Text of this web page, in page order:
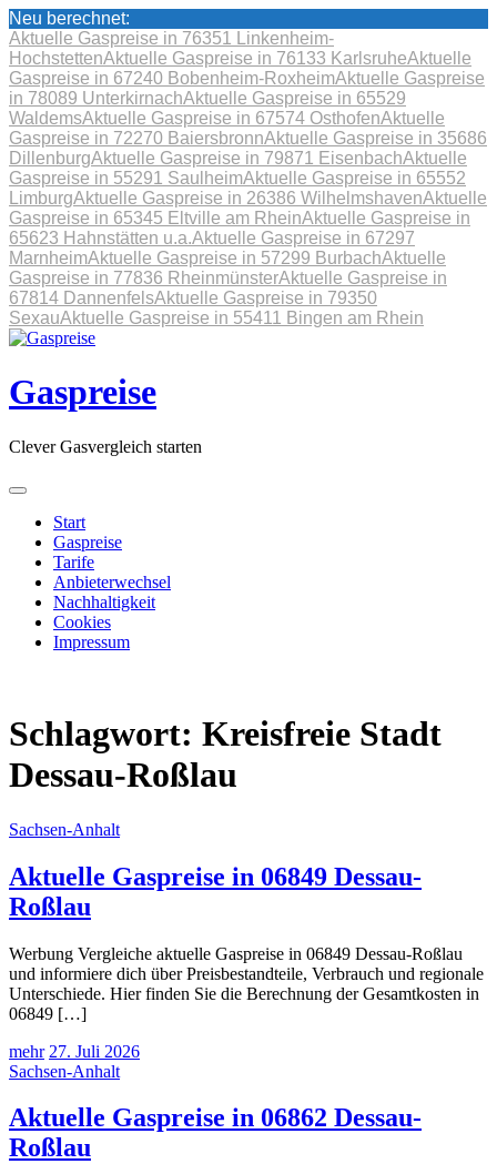
Neu berechnet:
Aktuelle Gaspreise in 76351 Linkenheim-
HochstettenAktuelle Gaspreise in 76133 KarlsruheAktuelle
Gaspreise in 67240 Bobenheim-RoxheimAktuelle Gaspreise
in 78089 UnterkirnachAktuelle Gaspreise in 65529
WaldemsAktuelle Gaspreise in 67574 OsthofenAktuelle
Gaspreise in 72270 BaiersbronnAktuelle Gaspreise in 35686
DillenburgAktuelle Gaspreise in 79871 EisenbachAktuelle
Gaspreise in 55291 SaulheimAktuelle Gaspreise in 65552
LimburgAktuelle Gaspreise in 26386 WilhelmshavenAktuelle
Gaspreise in 65345 Eltville am RheinAktuelle Gaspreise in
65623 Hahnstätten u.a.Aktuelle Gaspreise in 67297
MarnheimAktuelle Gaspreise in 57299 BurbachAktuelle
Gaspreise in 77836 RheinmünsterAktuelle Gaspreise in
67814 DannenfelsAktuelle Gaspreise in 79350
SexauAktuelle Gaspreise in 55411 Bingen am Rhein
Skip
content
Gaspreise
Clever Gasvergleich starten
Start
Gaspreise
Tarife
Anbieterwechsel
Nachhaltigkeit
Cookies
Impressum
Schlagwort: Kreisfreie Stadt
Dessau-Roßlau
Sachsen-Anhalt
Aktuelle Gaspreise in 06849 Dessau-
Roßlau
Werbung Vergleiche aktuelle Gaspreise in 06849 Dessau-Roßlau
und informiere dich über Preisbestandteile, Verbrauch und regionale
Unterschiede. Hier finden Sie die Berechnung der Gesamtkosten in
06849 […]
mehr 27. Juli 2026
Sachsen-Anhalt
Aktuelle Gaspreise in 06862 Dessau-
Roßlau